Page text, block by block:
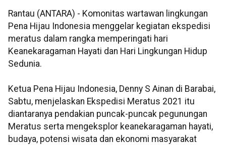
Rantau (ANTARA) - Komonitas wartawan lingkungan
Pena Hijau Indonesia menggelar kegiatan ekspedisi
meratus dalam rangka memperingati hari
Keanekaragaman Hayati dan Hari Lingkungan Hidup
Sedunia.
Ketua Pena Hijau Indonesia, Denny S Ainan di Barabai,
Sabtu, menjelaskan Ekspedisi Meratus 2021 itu
diantaranya pendakian puncak-puncak pegunungan
Meratus serta mengeksplor keanekaragaman hayati,
budaya, potensi wisata dan ekonomi masyarakat